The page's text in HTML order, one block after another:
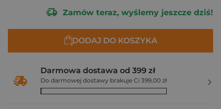
Zamów teraz, wyślemy jeszcze dziś!
DODAJ DO KOSZYKA
Darmowa dostawa od 399 zł
Do darmowej dostawy brakuje Ci 399,00 zł